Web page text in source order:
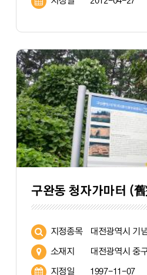
구완동 청자가마터 (
지정종목 대전광역시 기
소재지 대전광역시 중
지정일 1997-11-07